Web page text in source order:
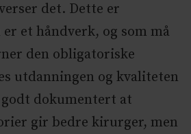
det. Dette er
et håndverk, og som må
den obligatoriske
utdanningen og kvaliteten
dokumentert at
gir bedre kirurger, men